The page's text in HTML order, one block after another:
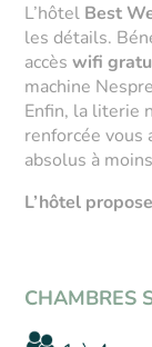
L’hôtel Best
les détails. B
accèswifi
machine
Enfin, la literie
renforcée
absolus à
L’hôtel
CHAMBRES